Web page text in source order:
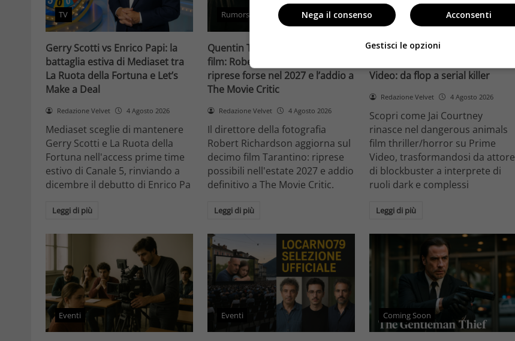
TV
Gerry Scotti vs Enrico Papi: la
battaglia estiva di Mediaset tra
La Ruota della Fortuna e Let’s
Make a Deal
Redazione Velvet 4 Agosto 2026
Mediaset sceglie di mantenere
Gerry Scotti e La Ruota della
Fortuna nell'access prime time
estivo di Canale 5, rinviando a
dicembre il debutto di Enrico Pa
Leggi di più
Rumors
Quentin Tarantino e il decimo
film: Robert Richardson rivela
riprese forse nel 2027 e l’addio a
The Movie Critic
Redazione Velvet 4 Agosto 2026
Il direttore della fotografia
Robert Richardson aggiorna sul
decimo film Tarantino: riprese
possibili nell'estate 2027 e addio
definitivo a The Movie Critic.
Leggi di più
Anteprime
Jai Courtney si riscatta con
Video: da flop a serial killer
Redazione Velvet 4 Agosto 2026
Scopri come Jai Courtney
rinasce nel dangerous animals
film thriller/horror su Prime
Video, trasformandosi da attore
di blockbuster a interprete di
ruoli dark e complessi
Leggi di più
Eventi Eventi Coming Soon
Acconsenti
Nega il consenso
Gestisci le opzioni